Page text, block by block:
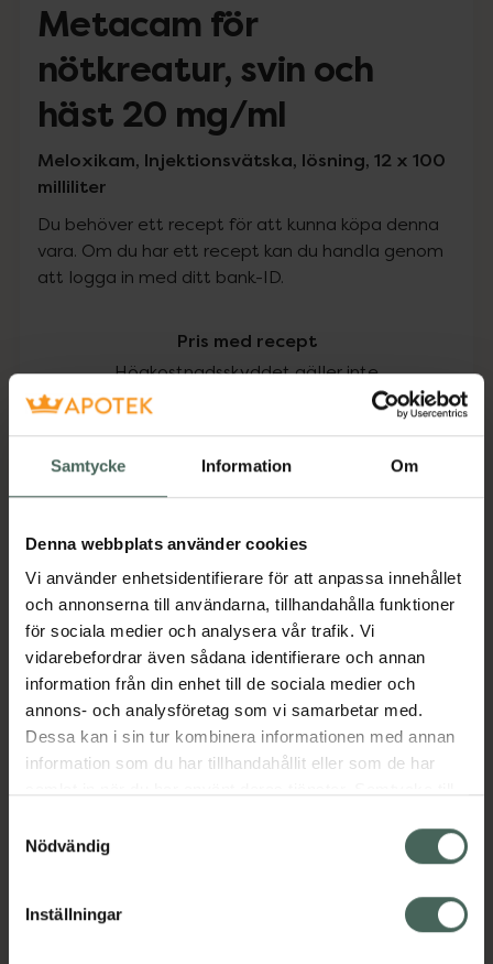
Samtycke Information Om
Denna webbplats använder cookies
Vi använder enhetsidentifierare för att anpassa innehållet
och annonserna till användarna, tillhandahålla funktioner
för sociala medier och analysera vår trafik. Vi
vidarebefordrar även sådana identifierare och annan
information från din enhet till de sociala medier och
annons- och analysföretag som vi samarbetar med.
Dessa kan i sin tur kombinera informationen med annan
information som du har tillhandahållit eller som de har
återkalla ditt samtycke via webbplatsens
cookieinställningar. Ett återkallat samtycke påverkar inte
lagligheten av behandling som skett innan återkallelsen.
Nödvändig
Inställningar
Metacam för
nötkreatur, svin och
häst 20 mg/ml
Meloxikam, Injektionsvätska, lösning, 12 x 100
milliliter
Du behöver ett recept för att kunna köpa denna
vara. Om du har ett recept kan du handla genom
att logga in med ditt bank-ID.
Pris med recept
Högkostnadsskyddet gäller inte
3578 kr
I apotek:3578 kr
Aktuella erbjudanden
Beskrivning Dölj
Läs alltid bipacksedeln innan